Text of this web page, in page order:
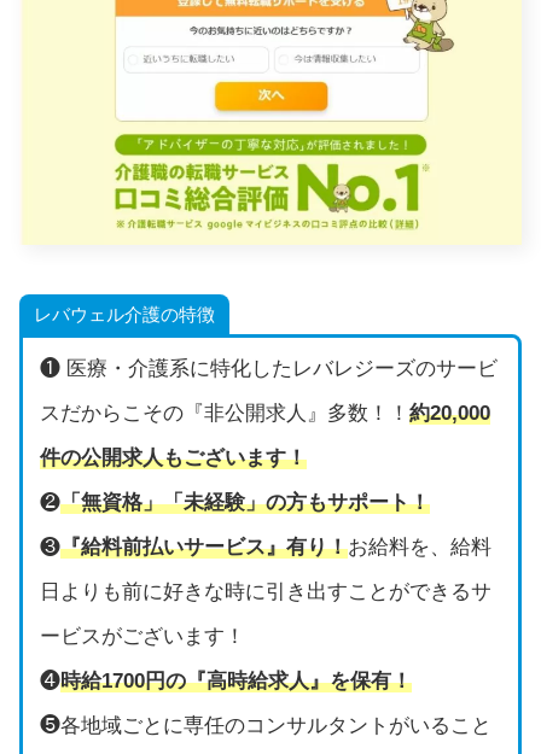
レバウェル介護の特徴
❶ 医療・介護系に特化したレバレジーズのサービ
スだからこその『非公開求人』多数！！ 約20,000
件の公開求人もございます！
❷「無資格」「未経験」の方もサポート！
❸『給料前払いサービス』有り！お給料を、給料
日よりも前に好きな時に引き出すことができるサ
ービスがございます！
❹時給1700円の『高時給求人』を保有！
❺各地域ごとに専任のコンサルタントがいること